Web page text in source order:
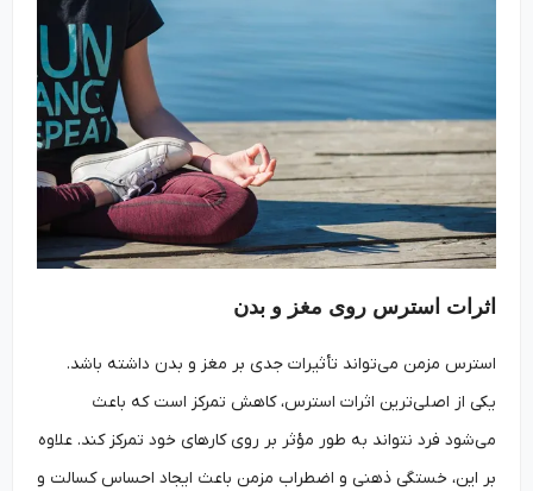
اثرات استرس روی مغز و بدن
استرس مزمن می‌تواند تأثیرات جدی بر مغز و بدن داشته باشد.
یکی از اصلی‌ترین اثرات استرس، کاهش تمرکز است که باعث
می‌شود فرد نتواند به‌ طور مؤثر بر روی کارهای خود تمرکز کند. علاوه
بر این، خستگی ذهنی و اضطراب مزمن باعث ایجاد احساس کسالت و